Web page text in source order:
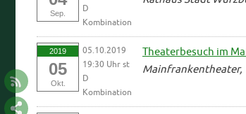
Sep.
D
Kombination
2019
05
Okt.
05.10.2019
19:30 Uhr st
D
Kombination
Theaterbesuch im
Mainfrankentheater,